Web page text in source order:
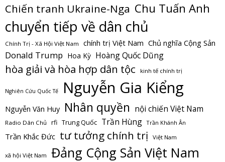
Chiến tranh Ukraine-Nga Chu Tuấn Anh
chuyển tiếp về dân chủ
Chính Trị - Xã Hội Việt Nam chính trị Việt Nam Chủ nghĩa Cộng Sản
Donald Trump Hoa Kỳ Hoàng Quốc Dũng
hòa giải và hòa hợp dân tộc kinh tế chính trị
Nghiên Cứu Quốc Tế Nguyễn Gia Kiểng
Nguyễn Văn Huy Nhân quyền nội chiến Việt Nam
Radio Dân Chủ rfi Trung Quốc Trần Hùng Trần Khánh Ân
Trần Khắc Đức tư tưởng chính trị Việt Nam
xã hội Việt Nam Đảng Cộng Sản Việt Nam